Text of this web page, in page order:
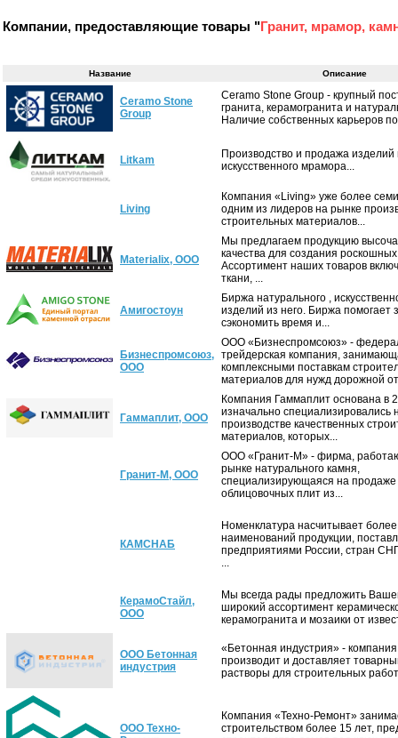
Компании, предоставляющие товары "Гранит, мрамор,
Название Описание
Ceramo Stone
Group
Ceramo Stone Group - крупный
гранита, керамогранита и
Наличие собственных карьеров
Litkam
Производство и продажа изделий
искусственного мрамора...
Living
Компания «Living» уже более
одним из лидеров на рынке
строительных материалов...
Materialix, ООО
Мы предлагаем продукцию
качества для создания
Ассортимент наших товаров
ткани, ...
Амигостоун
Биржа натурального ,
изделий из него. Биржа помогает
сэкономить время и...
Бизнеспромсоюз,
ООО
ООО «Бизнеспромсоюз» -
трейдерская компания,
комплексными поставкам
материалов для нужд дорожной
Гаммаплит, ООО
Компания Гаммаплит основана в
изначально специализировались
производстве качественных
материалов, которых...
Гранит-М, ООО
ООО «Гранит-М» - фирма,
рынке натурального камня,
специализирующаяся на продаже
облицовочных плит из...
КАМСНАБ
Номенклатура насчитывает
наименований продукции,
предприятиями России, стран
...
КерамоСтайл,
ООО
Мы всегда рады предложить
широкий ассортимент
керамогранита и мозаики от
ООО Бетонная
индустрия
«Бетонная индустрия» -
производит и доставляет
растворы для строительных
ООО Техно-
Компания «Техно-Ремонт»
строительством более 15 лет,